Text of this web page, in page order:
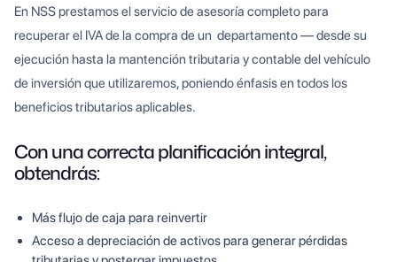
En NSS prestamos el servicio de asesoría completo para
recuperar el IVA de la compra de un departamento — desde su
ejecución hasta la mantención tributaria y contable del vehículo
de inversión que utilizaremos, poniendo énfasis en todos los
beneficios tributarios aplicables.
Con una correcta planificación integral,
obtendrás:
Más flujo de caja para reinvertir
Acceso a depreciación de activos para generar pérdidas